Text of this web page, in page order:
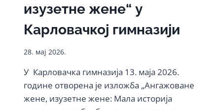
изузетне жене“ у
Карловачкој гимназији
28. мај 2026.
У Карловачка гимназија 13. маја 2026.
године отворена je изложба „Ангажоване
жене, изузетне жене: Мала историја